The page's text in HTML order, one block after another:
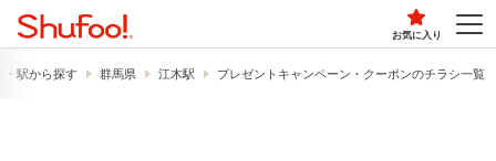
お気に入り
・駅から探す 群馬県 江木駅 プレゼントキャンペーン・クーポンのチラシ一覧